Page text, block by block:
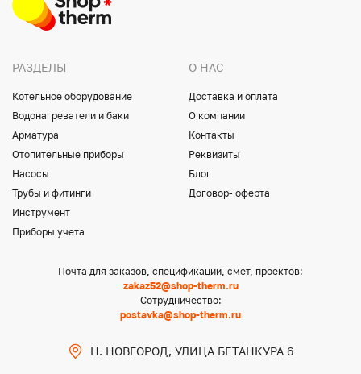
РАЗДЕЛЫ
Котельное оборудование
Водонагреватели и баки
Арматура
Отопительные приборы
Насосы
Трубы и фитинги
Инструмент
Приборы учета
О НАС
Доставка и оплата
О компании
Контакты
Реквизиты
Блог
Договор- оферта
Почта для заказов, спецификации, смет, проектов:
zakaz52@shop-therm.ru
Сотрудничество:
postavka@shop-therm.ru
Н. НОВГОРОД, УЛИЦА БЕТАНКУРА 6